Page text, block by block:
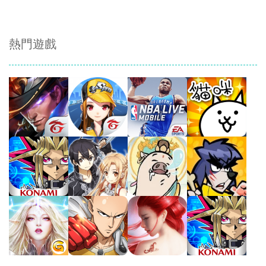
熱門遊戲
Play Play Play Play
Play Play Play Play